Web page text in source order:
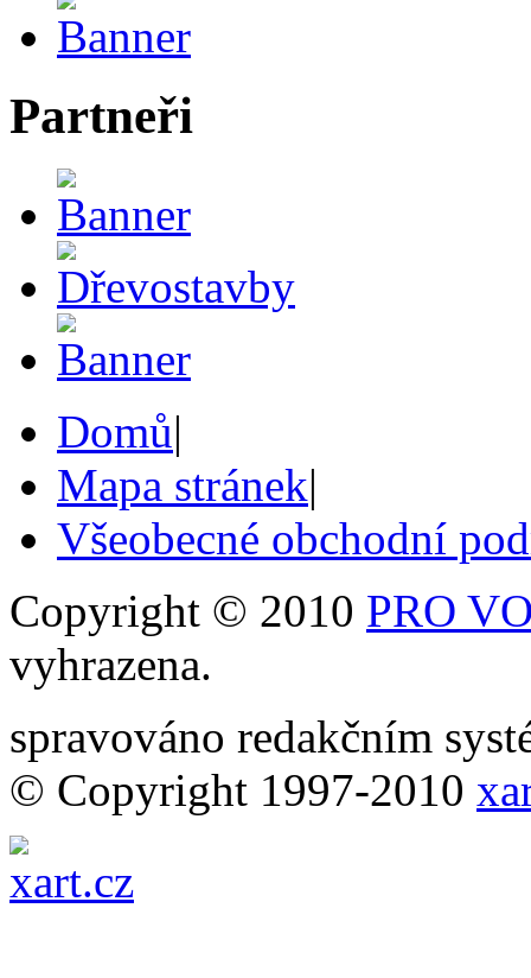
Partneři
Domů|
Mapa stránek|
Všeobecné obchodní
Copyright © 2010 PRO
vyhrazena.
spravováno redakčním
© Copyright 1997-2010